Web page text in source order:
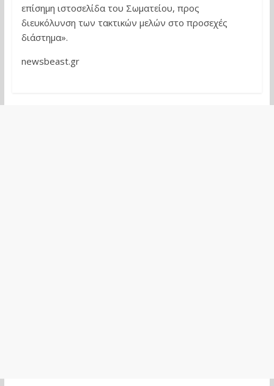
επίσημη ιστοσελίδα του Σωματείου, προς
διευκόλυνση των τακτικών μελών στο προσεχές
διάστημα».
newsbeast.gr